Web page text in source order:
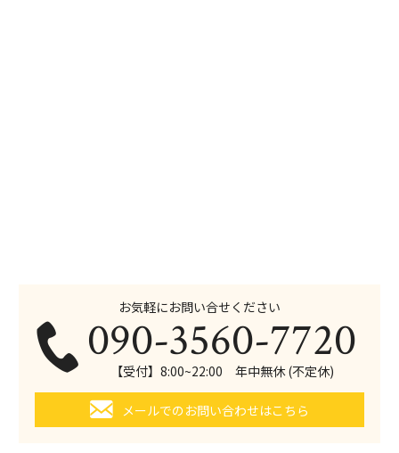
お気軽にお問い合せください
090-3560-7720
【受付】8:00~22:00 年中無休 (不定休)
メールでのお問い合わせはこちら